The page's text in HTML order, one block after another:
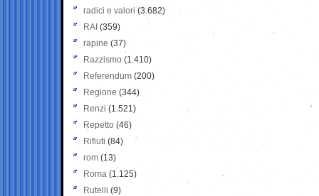
radici e valori (3.682)
RAI (359)
rapine (37)
Razzismo (1.410)
Referendum (200)
Regione (344)
Renzi (1.521)
Repetto (46)
Rifiuti (84)
rom (13)
Roma (1.125)
Rutelli (9)